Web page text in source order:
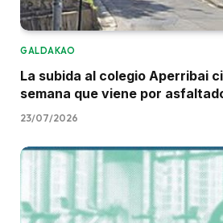
GALDAKAO
La subida al colegio Aperribai
semana que viene por
23/07/2026